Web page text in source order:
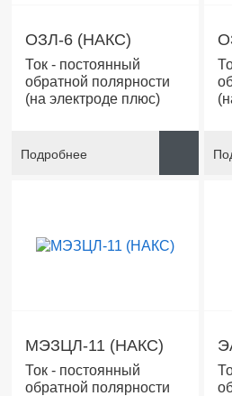
ОЗЛ-6 (НАКС)
Ток - постоянный
обратной полярности
(на электроде плюс)
Подробнее
МЭЗЦЛ-11 (НАКС)
Ток - постоянный
обратной полярности